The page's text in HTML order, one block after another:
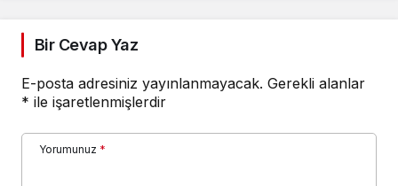
Bir Cevap Yaz
E-posta adresiniz yayınlanmayacak. Gerekli alanlar
* ile işaretlenmişlerdir
Yorumunuz *